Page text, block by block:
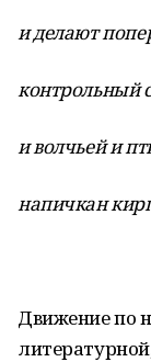
и делают
контрольный
и волчьей и
напичкан
Движение по